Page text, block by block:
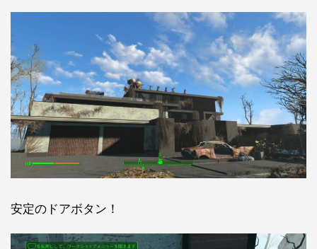
安定のドアボタン！